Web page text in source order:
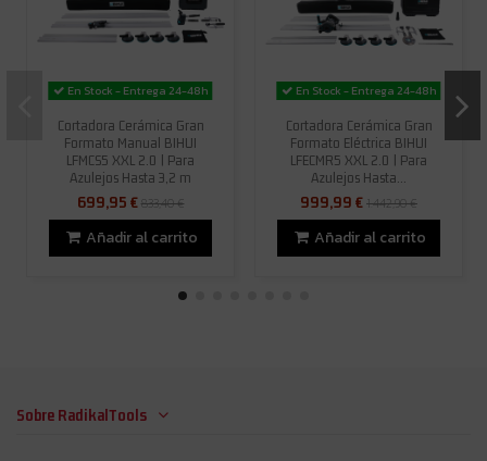
En Stock - Entrega 24-48h
Cortadora Cerámica Gran
Formato Manual BIHUI
LFMCS5 XXL 2.0 | Para
Azulejos Hasta 3,2 m
699,95 €833,40 €
Añadir al carrito
En Stock - Entrega 24-48h
Cortadora Cerámica Gran
Formato Eléctrica BIHUI
LFECMR5 XXL 2.0 | Para
Azulejos Hasta...
999,99 €1.442,90 €
Añadir al carrito
Sobre RadikalTools